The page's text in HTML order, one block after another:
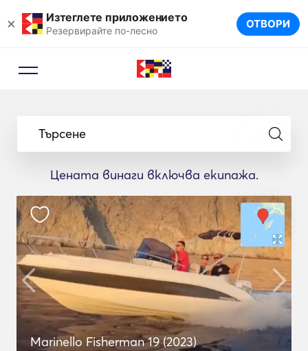
× Изтеглете приложението
Резервирайте по-лесно ОТВОРИ
Търсене
Цената винаги включва екипажа.
Marinello Fisherman 19 (2023)